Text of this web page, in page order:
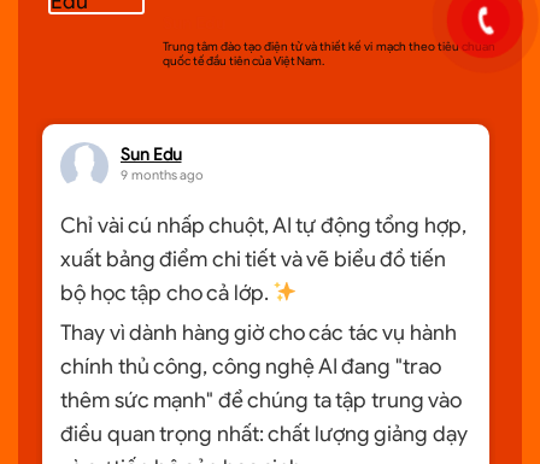
Trung tâm đào tạo điện tử và thiết kế vi mạch theo tiêu chuẩn
quốc tế đầu tiên của Việt Nam.
Sun Edu
9 months ago
Chỉ vài cú nhấp chuột, AI tự động tổng hợp,
xuất bảng điểm chi tiết và vẽ biểu đồ tiến
bộ học tập cho cả lớp.
Thay vì dành hàng giờ cho các tác vụ hành
chính thủ công, công nghệ AI đang "trao
thêm sức mạnh" để chúng ta tập trung vào
điều quan trọng nhất: chất lượng giảng dạy